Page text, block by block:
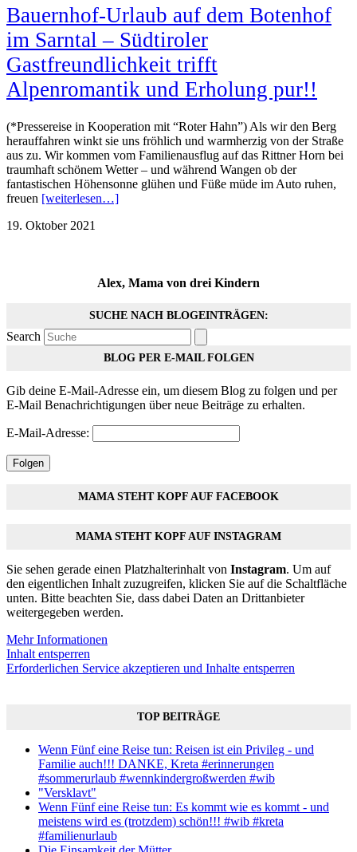
Bauernhof-Urlaub auf dem Botenhof
im Sarntal – Südtiroler
Gastfreundlichkeit trifft
Alpenromantik und Erholung pur!!
(*Pressereise in Kooperation mit “Roter Hahn”) Als wir den Berg
herauffahren winkt sie uns fröhlich und warmherzig von der Straße
aus zu. Wir kommen vom Familienausflug auf das Rittner Horn bei
traumhaft schönem Wetter – und während Wangen ob der
fantastischen Höhensonne glühen und Füße müde im Auto ruhen,
freuen [weiterlesen…]
19. Oktober 2021
Alex, Mama von drei Kindern
SUCHE NACH BLOGEINTRÄGEN:
Search
BLOG PER E-MAIL FOLGEN
Gib deine E-Mail-Adresse ein, um diesem Blog zu folgen und per
E-Mail Benachrichtigungen über neue Beiträge zu erhalten.
E-Mail-Adresse:
Folgen
MAMA STEHT KOPF AUF FACEBOOK
MAMA STEHT KOPF AUF INSTAGRAM
Sie sehen gerade einen Platzhalterinhalt von Instagram. Um auf
den eigentlichen Inhalt zuzugreifen, klicken Sie auf die Schaltfläche
unten. Bitte beachten Sie, dass dabei Daten an Drittanbieter
weitergegeben werden.
Mehr Informationen
Inhalt entsperren
Erforderlichen Service akzeptieren und Inhalte entsperren
TOP BEITRÄGE
Wenn Fünf eine Reise tun: Reisen ist ein Privileg - und
Familie auch!!! DANKE, Kreta #erinnerungen
#sommerurlaub #wennkindergroßwerden #wib
"Versklavt"
Wenn Fünf eine Reise tun: Es kommt wie es kommt - und
meistens wird es (trotzdem) schön!!! #wib #kreta
#familienurlaub